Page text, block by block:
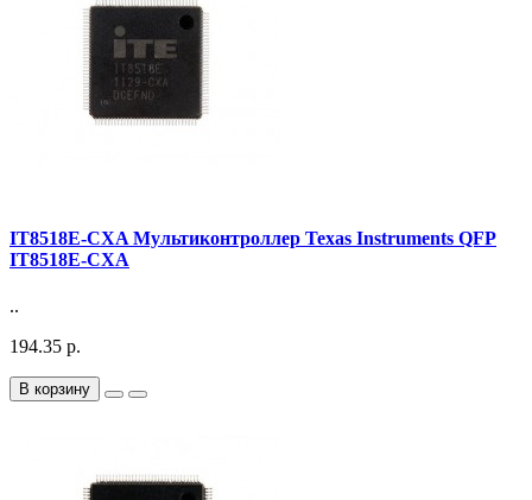
IT8518E-CXA Мультиконтроллер Texas Instruments QFP
IT8518E-CXA
..
194.35 р.
В корзину